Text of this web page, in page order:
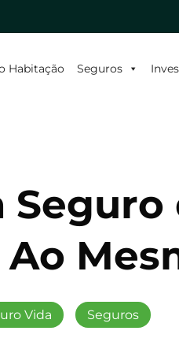
Habitação Seguros
Vida Seguros